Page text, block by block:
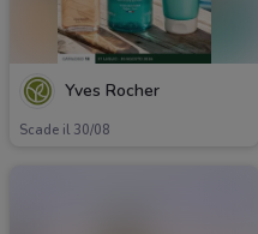
Yves Rocher
Scade il 30/08